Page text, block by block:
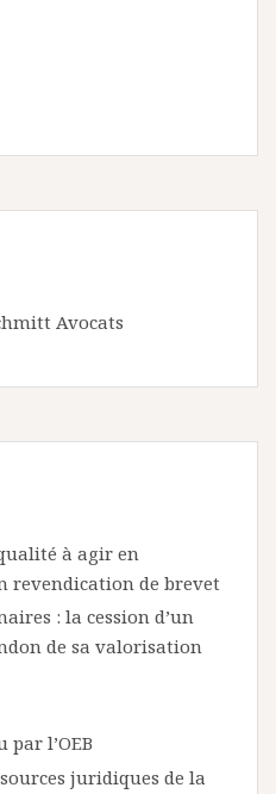
Avocats
à agir en
revendication de brevet
: la cession d’un
de sa valorisation
l’OEB
juridiques de la